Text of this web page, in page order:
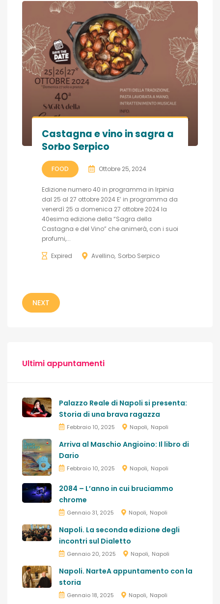
Castagna e vino in sagra a
Sorbo Serpico
FOOD Ottobre 25, 2024
Edizione numero 40 in programma in Irpinia
dal 25 al 27 ottobre 2024 E’ in programma da
venerdì 25 a domenica 27 ottobre 2024 la
40esima edizione della “Sagra della
Castagna e del Vino” che animerà, con i suoi
profumi,...
Expired Avellino Sorbo Serpico
NEXT
Ultimi appuntamenti
Palazzo Reale di Napoli si presenta:
Storia di una brava ragazza
Febbraio 10, 2025 Napoli Napoli
Arriva al Maschio Angioino: Il libro di
Dario
Febbraio 10, 2025 Napoli Napoli
2084 – L’anno in cui bruciammo
chrome
Gennaio 31, 2025 Napoli Napoli
Napoli. La seconda edizione degli
incontri sul Dialetto
Gennaio 20, 2025 Napoli Napoli
Napoli. NarteA appuntamento con la
storia
Gennaio 18, 2025 Napoli Napoli